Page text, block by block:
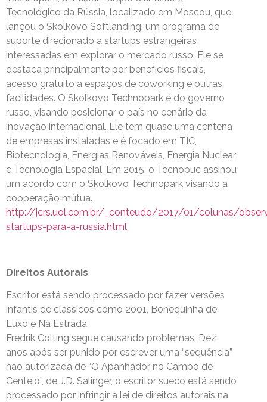
Tecnológico da Rússia, localizado em Moscou, que
lançou o Skolkovo Softlanding, um programa de
suporte direcionado a startups estrangeiras
interessadas em explorar o mercado russo. Ele se
destaca principalmente por benefícios fiscais,
acesso gratuito a espaços de coworking e outras
facilidades. O Skolkovo Technopark é do governo
russo, visando posicionar o país no cenário da
inovação internacional. Ele tem quase uma centena
de empresas instaladas e é focado em TIC,
Biotecnologia, Energias Renováveis, Energia Nuclear
e Tecnologia Espacial. Em 2015, o Tecnopuc assinou
um acordo com o Skolkovo Technopark visando à
cooperação mútua.
http://jcrs.uol.com.br/_conteudo/2017/01/colunas/
startups-para-a-russia.html
Direitos Autorais
Escritor está sendo processado por fazer versões
infantis de clássicos como 2001, Bonequinha de
Luxo e Na Estrada
Fredrik Colting segue causando problemas. Dez
anos após ser punido por escrever uma “sequência”
não autorizada de “O Apanhador no Campo de
Centeio”, de J.D. Salinger, o escritor sueco está sendo
processado por infringir a lei de direitos autorais na